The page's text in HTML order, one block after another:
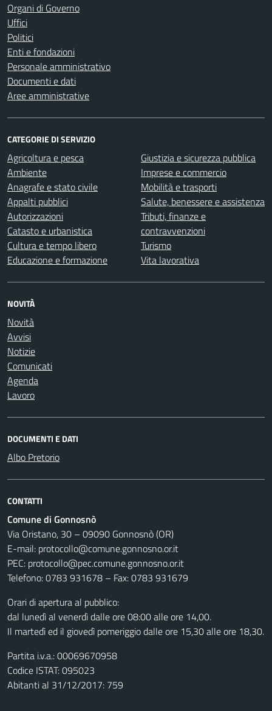
Organi di Governo
Uffici
Politici
Enti e fondazioni
Personale amministrativo
Documenti e dati
Aree amministrative
CATEGORIE DI SERVIZIO
Agricoltura e pesca
Ambiente
Anagrafe e stato civile
Appalti pubblici
Autorizzazioni
Catasto e urbanistica
Cultura e tempo libero
Educazione e formazione
Giustizia e sicurezza pubblica
Imprese e commercio
Mobilità e trasporti
Salute, benessere e assistenza
Tributi, finanze e
contravvenzioni
Turismo
Vita lavorativa
NOVITÀ
Novità
Avvisi
Notizie
Comunicati
Agenda
Lavoro
DOCUMENTI E DATI
Albo Pretorio
CONTATTI
Comune di Gonnosnò
Via Oristano, 30 – 09090 Gonnosnò (OR)
E-mail: protocollo@comune.gonnosno.or.it
PEC: protocollo@pec.comune.gonnosno.or.it
Telefono: 0783 931678 – Fax: 0783 931679
Orari di apertura al pubblico:
dal lunedì al venerdì dalle ore 08:00 alle ore 14,00.
Il martedì ed il giovedì pomeriggio dalle ore 15,30 alle ore 18,30.
Partita i.v.a.: 00069670958
Codice ISTAT: 095023
Abitanti al 31/12/2017: 759